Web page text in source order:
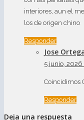
interiores, aun el
los de origen chino
Responder
Jose
5 junio, 2026
Coincidimos
Responder
Deja una respuesta